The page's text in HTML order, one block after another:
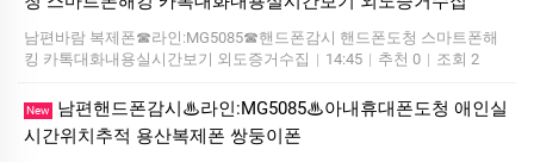
남편바람 복제폰☎라인:MG5085☎핸드폰감시 핸드폰도청 스마트폰해
킹 카톡대화내용실시간보기 외도증거수집 | 14:45 | 추천 0 | 조회 2
New
남편핸드폰감시♨라인:MG5085♨아내휴대폰도청 애인실
시간위치추적 용산복제폰 쌍둥이폰